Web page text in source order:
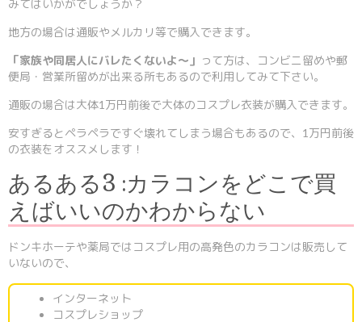
みてはいかがでしょうか？
地方の場合は通販やメルカリ等で購入できます。
「家族や同居人にバレたくないよ～」 って方は、コンビニ留めや郵
便局・営業所留めが出来る所もあるので利用してみて下さい。
通販の場合は大体1万円前後で大体のコスプレ衣装が購入できます。
安すぎるとペラペラですぐ壊れてしまう場合もあるので、1万円前後
の衣装をオススメします！
あるある3 :カラコンをどこで買
えばいいのかわからない
ドンキホーテや薬局ではコスプレ用の高発色のカラコンは販売して
いないので、
インターネット
コスプレショップ